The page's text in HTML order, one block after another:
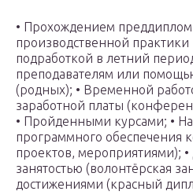
• Прохождением
производственной практики
подработкой в летний
преподавателям или
(родных); • Временной
заработной платы
• Пройденными курсами; •
программного обеспечения
проектов, мероприятиями);
занятостью (волонтёрская
достижениями (красный